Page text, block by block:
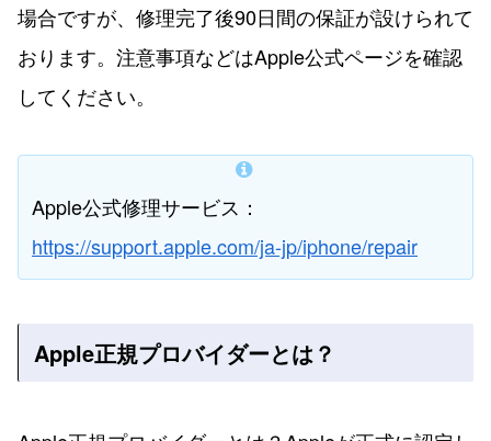
場合ですが、修理完了後90日間の保証が設けられて
おります。注意事項などはApple公式ページを確認
してください。
Apple公式修理サービス：
https://support.apple.com/ja-jp/iphone/repair
Apple正規プロバイダーとは？